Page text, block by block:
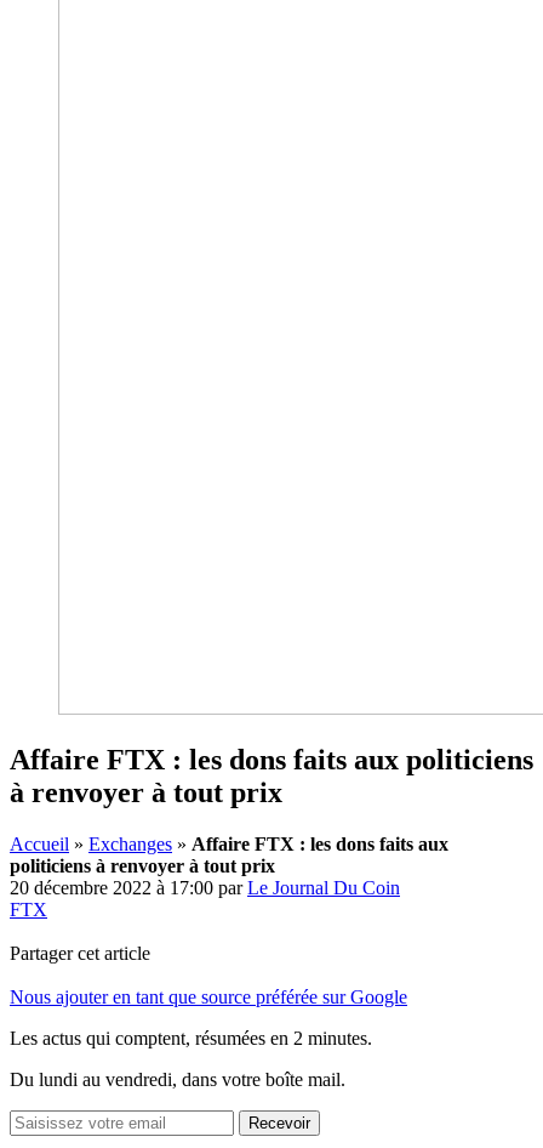
Affaire FTX : les dons faits aux politiciens
à renvoyer à tout prix
Accueil » Exchanges » Affaire FTX : les dons faits aux
politiciens à renvoyer à tout prix
20 décembre 2022 à 17:00 parLe Journal Du Coin
FTX
Partager cet article
Nous ajouter en tant que source préférée sur Google
Les actus qui comptent, résumées en 2 minutes.
Du lundi au vendredi, dans votre boîte mail.
Recevoir